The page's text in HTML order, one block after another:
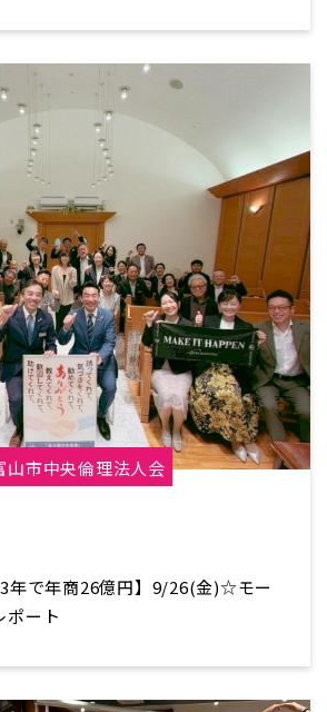
山市中央倫理法人会
3年で年商26億円】9/26(金)☆モー
ポート